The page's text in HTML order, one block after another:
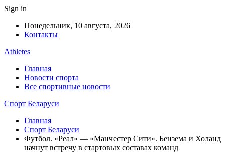
Sign in
Понедельник, 10 августа, 2026
Контакты
Athletes
Главная
Новости спорта
Все спортивные новости
Спорт Беларуси
Главная
Спорт Беларуси
Футбол. «Реал» — «Манчестер Сити». Бензема и Холанд
начнут встречу в стартовых составах команд